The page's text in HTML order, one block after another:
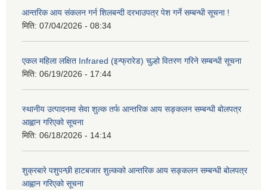
आन्तरिक आय संकलन गर्न शिलबन्दी दरभाउपत्र पेश गर्ने सम्बन्धी सूचना !
मिति: 07/04/2026 - 08:34
एकल महिला लक्षित Infrared (इन्फ्रारेड) चुल्हो वितरण गरिने सम्बन्धी सूचना
मिति: 06/19/2026 - 17:44
स्थानीय उत्पादनमा सेवा शुल्क तर्फ आन्तरिक आय सङ्कलन सम्बन्धी बोलपत्र
आह्वान गरिएको सूचना
मिति: 06/18/2026 - 14:14
शुक्रबारे पशुपन्छी हाटबजार शुल्कको आन्तरिक आय सङ्कलन सम्बन्धी बोलपत्र
आह्वान गरिएको सूचना